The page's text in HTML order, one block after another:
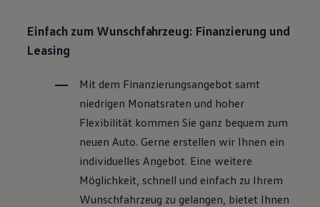
Einfach zum Wunschfahrzeug: Finanzierung und
Leasing
Mit dem Finanzierungsangebot samt
niedrigen Monatsraten und hoher
Flexibilität kommen Sie ganz bequem zum
neuen Auto. Gerne erstellen wir Ihnen ein
individuelles Angebot. Eine weitere
Möglichkeit, schnell und einfach zu Ihrem
Wunschfahrzeug zu gelangen, bietet Ihnen